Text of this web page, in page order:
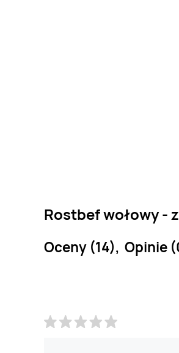
Rostbef wołowy -
Oceny (14), Opinie